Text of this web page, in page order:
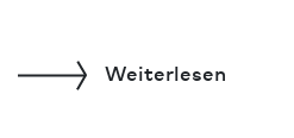
Weiterlesen